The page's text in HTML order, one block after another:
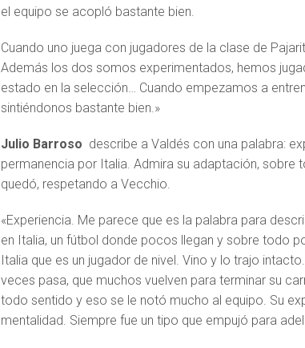
el equipo se acopló bastante bien.
Cuando uno juega con jugadores de la clase de
Además los dos somos experimentados, hemos
estado en la selección… Cuando empezamos a
sintiéndonos bastante bien.»
Julio Barroso describe a Valdés con una palabra:
permanencia por Italia. Admira su adaptación, sobre
quedó, respetando a Vecchio.
«Experiencia. Me parece que es la palabra para
en Italia, un fútbol donde pocos llegan y sobre todo
Italia que es un jugador de nivel. Vino y lo trajo
veces pasa, que muchos vuelven para terminar su
todo sentido y eso se le notó mucho al equipo. Su
mentalidad. Siempre fue un tipo que empujó para